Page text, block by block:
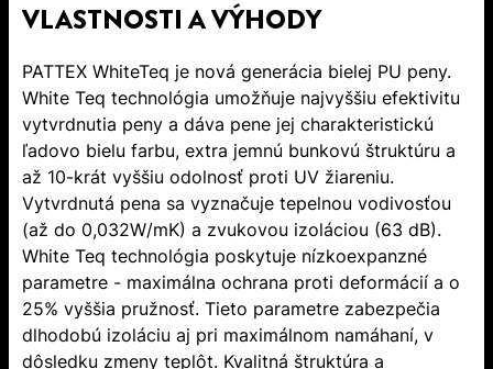
VLASTNOSTI A VÝHODY
PATTEX WhiteTeq je nová generácia bielej PU peny.
White Teq technológia umožňuje najvyššiu efektivitu
vytvrdnutia peny a dáva pene jej charakteristickú
ľadovo bielu farbu, extra jemnú bunkovú štruktúru a
až 10-krát vyššiu odolnosť proti UV žiareniu.
Vytvrdnutá pena sa vyznačuje tepelnou vodivosťou
(až do 0,032W/mK) a zvukovou izoláciou (63 dB).
White Teq technológia poskytuje nízkoexpanzné
parametre - maximálna ochrana proti deformácií a o
25% vyššia pružnosť. Tieto parametre zabezpečia
dlhodobú izoláciu aj pri maximálnom namáhaní, v
dôsledku zmeny teplôt. Kvalitná štruktúra a